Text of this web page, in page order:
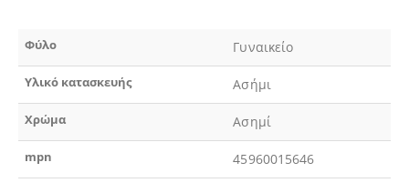
Φύλο Γυναικείο
Υλικό κατασκευής Ασήμι
Χρώμα Ασημί
mpn 45960015646